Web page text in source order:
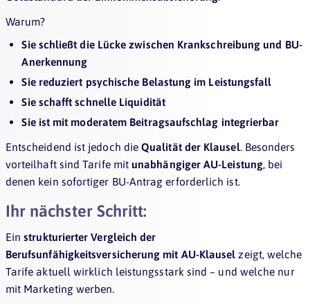
Warum?
Sie schließt die Lücke zwischen Krankschreibung und BU-
Anerkennung
Sie reduziert psychische Belastung im Leistungsfall
Sie schafft schnelle Liquidität
Sie ist mit moderatem Beitragsaufschlag integrierbar
Entscheidend ist jedoch dieQualität der Klausel. Besonders
vorteilhaft sind Tarife mit unabhängiger AU-Leistung, bei
denen kein sofortiger BU-Antrag erforderlich ist.
Ihr nächster Schritt:
Einstrukturierter Vergleich der
Berufsunfähigkeitsversicherung mit AU-Klausel zeigt, welche
Tarife aktuell wirklich leistungsstark sind – und welche nur
mit Marketing werben.